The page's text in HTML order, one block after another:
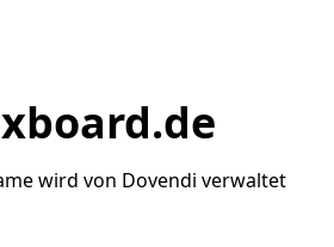
wird von Dovendi verwaltet